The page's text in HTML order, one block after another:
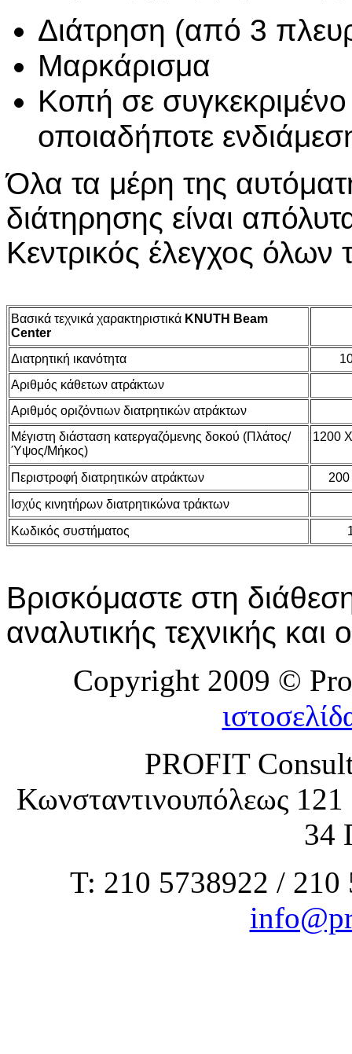
Διάτρηση (από 3
Μαρκάρισμα
Κοπή σε
οποιαδήποτε
Όλα τα μέρη της
διάτηρησης είναι
Κεντρικός έλεγχος
Βασικά τεχνικά χαρακτηριστικά KNUTH Beam
Center
Διατρητική ικανότητα
Αριθμός κάθετων ατράκτων
Αριθμός οριζόντιων διατρητικών ατράκτων
Μέγιστη διάσταση κατεργαζόμενης δοκού (Πλάτος/
Ύψος/Μήκος)
1200
Περιστροφή διατρητικών ατράκτων
200
Ισχύς κινητήρων διατρητικώνα τράκτων
Κωδικός συστήματος
Βρισκόμαστε στη
αναλυτικής τεχνικής
Copyright 2009 ©
PROFIT
Κωνσταντινουπόλεως
34
Τ: 210 5738922 /